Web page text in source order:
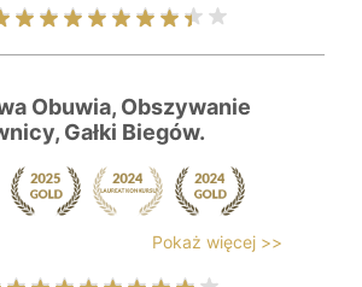
Obuwia, Obszywanie
Gałki Biegów.
Pokaż więcej >>